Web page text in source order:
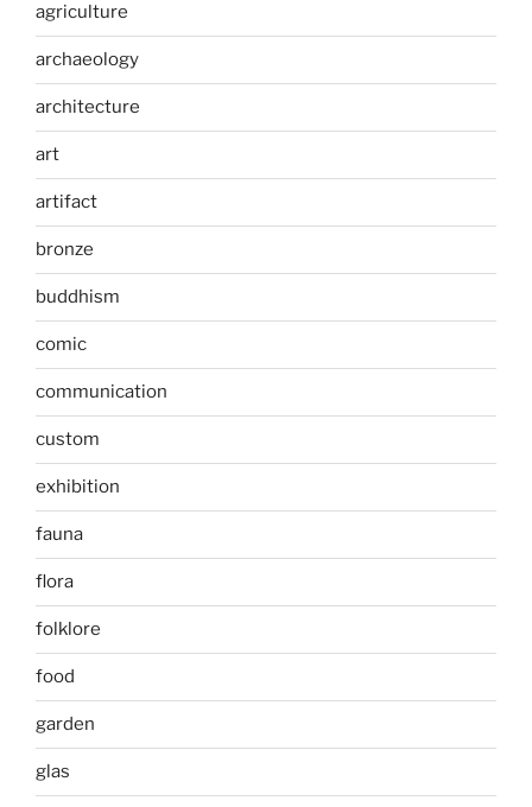
agriculture
archaeology
architecture
art
artifact
bronze
buddhism
comic
communication
custom
exhibition
fauna
flora
folklore
food
garden
glas